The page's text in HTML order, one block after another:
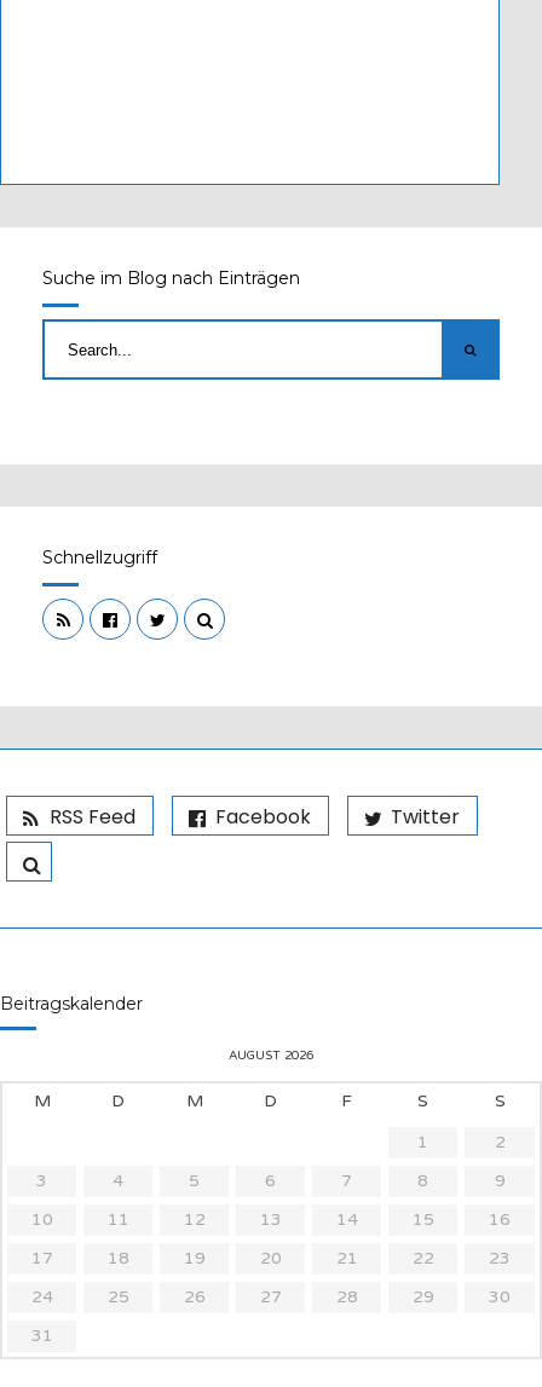
Suche im Blog nach Einträgen
Schnellzugriff
RSS Feed Facebook Twitter
Beitragskalender
AUGUST 2026
M D M D F S
S
1
2
3
4 5 6 7 8
9
10
11 12 13 14 15
16
17
18 19 20 21 22
23
24
25 26 27 28 29
30
31